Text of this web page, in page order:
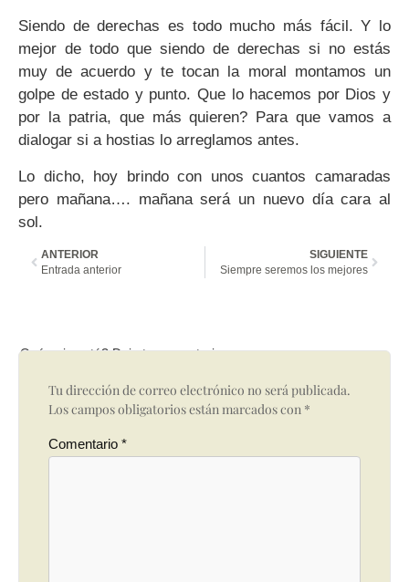
Siendo de derechas es todo mucho más fácil. Y lo
mejor de todo que siendo de derechas si no estás
muy de acuerdo y te tocan la moral montamos un
golpe de estado y punto. Que lo hacemos por Dios y
por la patria, que más quieren? Para que vamos a
dialogar si a hostias lo arreglamos antes.
Lo dicho, hoy brindo con unos cuantos camaradas
pero mañana…. mañana será un nuevo día cara al
sol.
ANTERIOR
Entrada anterior
SIGUIENTE
Siempre seremos los mejores
Qué opinas tú? Deja tu comentario
Tu dirección de correo electrónico no será publicada.
Los campos obligatorios están marcados con *
Comentario *